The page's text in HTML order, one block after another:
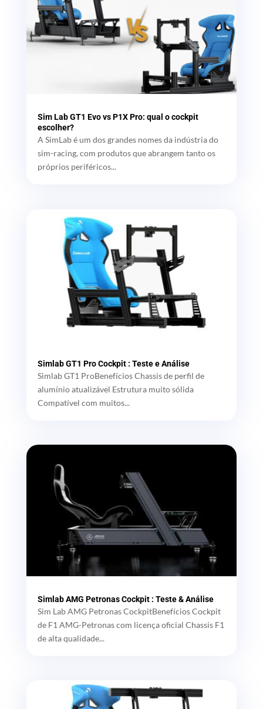
Sim Lab GT1 Evo vs P1X Pro: qual o cockpit
escolher?
A SimLab é um dos grandes nomes da indústria do
sim-racing, com produtos que abrangem tanto os
próprios periféricos...
Simlab GT1 Pro Cockpit : Teste e Análise
Simlab GT1 ProBenefícios Chassis de perfil de
alumínio atualizável Estrutura muito sólida
Compatível com muitos...
Simlab AMG Petronas Cockpit : Teste & Análise
Sim Lab AMG Petronas CockpitBenefícios Cockpit
de F1 AMG-Petronas com licença oficial Chassis F1
de alta qualidade...